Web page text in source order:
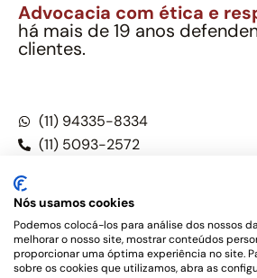
Advocacia com ética e
há mais de 19 anos
clientes.
(11) 94335-8334
(11) 5093-2572
Este site não é um produto Meta
tampouco oferece serviços públicos
Nós usamos cookies
Podemos colocá-los para análise dos nossos
melhorar o nosso site, mostrar conteúdos
proporcionar uma óptima experiência no site.
sobre os cookies que utilizamos, abra as